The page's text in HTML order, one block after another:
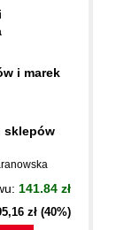
i marek
sklepów
141.84 zł
zł (40%)